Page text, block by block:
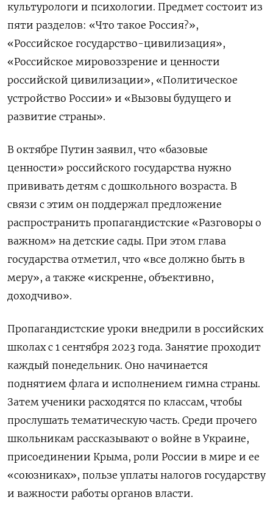
культурологи и психологии. Предмет состоит из
пяти разделов: «Что такое Россия?»,
«Российское государство-цивилизация»,
«Российское мировоззрение и ценности
российской цивилизации», «Политическое
устройство России» и «Вызовы будущего и
развитие страны».
В октябре Путин заявил, что «базовые
ценности» российского государства нужно
прививать детям с дошкольного возраста. В
связи с этим он поддержал предложение
распространить пропагандистские «Разговоры о
важном» на детские сады. При этом глава
государства отметил, что «все должно быть в
меру», а также «искренне, объективно,
доходчиво».
Пропагандистские уроки внедрили в российских
школах с 1 сентября 2023 года. Занятие проходит
каждый понедельник. Оно начинается
поднятием флага и исполнением гимна страны.
Затем ученики расходятся по классам, чтобы
прослушать тематическую часть. Среди прочего
школьникам рассказывают о войне в Украине,
присоединении Крыма, роли России в мире и ее
«союзниках», пользе уплаты налогов государству
и важности работы органов власти.